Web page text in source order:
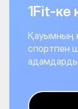
1Fit-ке
Қауымның
спортпен